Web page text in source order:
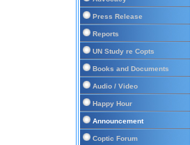
Press Release
Reports
UN Study re Copts
Books and Documents
Audio / Video
Happy Hour
Announcement
Coptic Forum